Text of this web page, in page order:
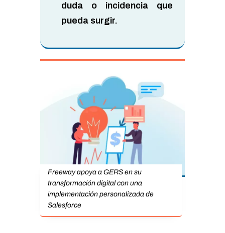
duda o incidencia que
pueda surgir.
Freeway apoya a GERS en su
transformación digital con una
implementación personalizada de
Salesforce